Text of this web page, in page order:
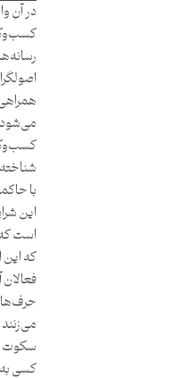
در آنِ
می‌شود
با
این
است
که
سکوت
کسی